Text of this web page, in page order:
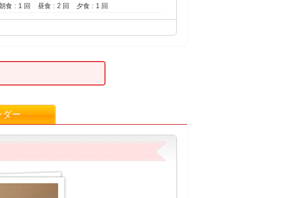
食 : 1 回 昼食 : 2 回 夕食 : 1 回
ダー